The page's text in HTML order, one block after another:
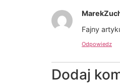
Fajny
Odpowiedz
Dodaj